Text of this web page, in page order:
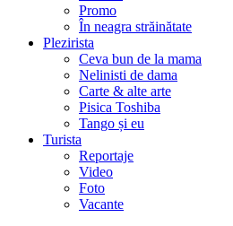
Promo
În neagra străinătate
Plezirista
Ceva bun de la mama
Nelinisti de dama
Carte & alte arte
Pisica Toshiba
Tango și eu
Turista
Reportaje
Video
Foto
Vacante